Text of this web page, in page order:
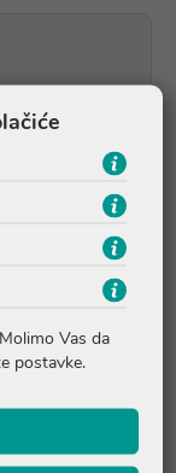
promjenama ili
kožu,
koji
Vas da
postavke.